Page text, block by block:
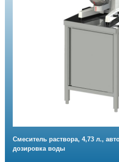
Смеситель раствора, 4,73 л.,
дозировка воды